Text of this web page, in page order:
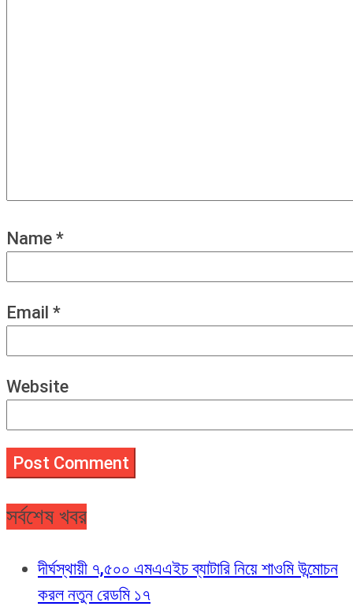
Name *
Email *
Website
সর্বশেষ খবর
দীর্ঘস্থায়ী ৭,৫০০ এমএএইচ ব্যাটারি নিয়ে শাওমি উন্মোচন
করল নতুন রেডমি ১৭